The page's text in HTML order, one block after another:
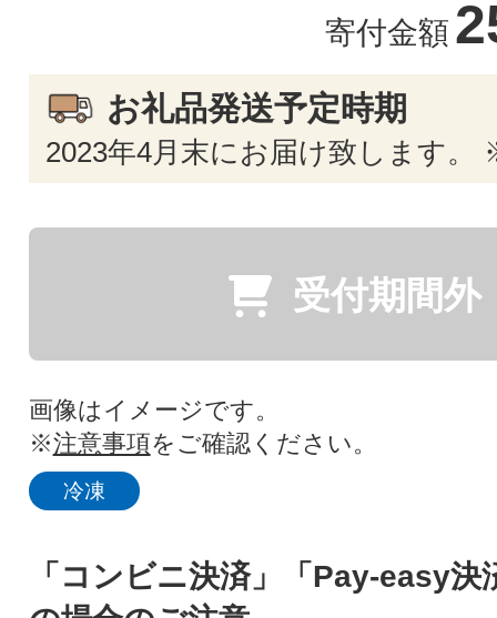
寄付金額
お礼品発送予定時期
2023年4月末にお届け致します。
受付期間外
画像はイメージです。
※注意事項をご確認ください。
冷凍
「コンビニ決済」「Pay-easy決